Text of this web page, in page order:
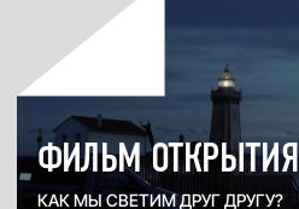
8 сентября
10 сентября
13 сентября